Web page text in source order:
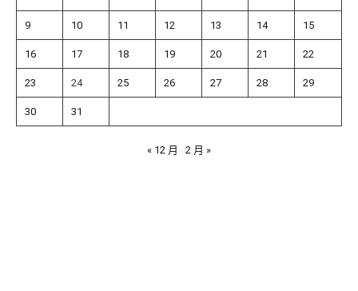
9 10 11 12 13 14 15
16 17 18 19 20 21 22
23 24 25 26 27 28 29
30 31
« 12 月 2 月 »